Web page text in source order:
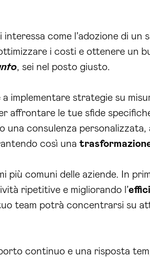
come l’adozione di un
i costi e ottenere un
, sei nel posto giusto.
implementare strategie su
affrontare le tue sfide
una consulenza personalizzata,
così una
più comuni delle aziende. In
ripetitive e migliorando l’
team potrà concentrarsi su
continuo e una risposta